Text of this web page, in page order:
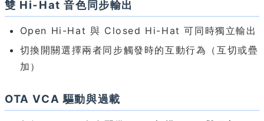
雙 Hi-Hat 音色同步輸出
Open Hi-Hat 與 Closed Hi-Hat 可同時獨立輸出
切換開關選擇兩者同步觸發時的互動行為（互切或疊
加）
OTA VCA 驅動與過載